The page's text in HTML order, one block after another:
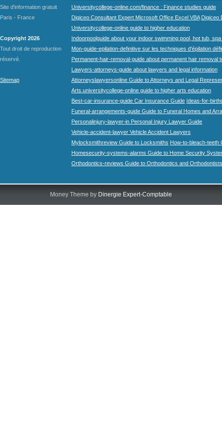
Site d'information gratuit
Paris - France
Copyright 2026
Tout droit de reproduction
réservé.
Sitemap
Universitycollege-online.com/finance : Finance studies guide
Digiceo Consultant Expert Microsoft Office Excel VBA Digiceo
Universitycollege-online guide to higher education
Indoorpoolguide about your indoor swimming pool, hot tub,
Mon-guide-epilation-definitive sur les techniques d'épilation
Permanent-hair-removal-guide about permanent hair removal
Lawyers-attorneys-guide about lawyers and legal information
Attorneyslawyersonline Guide to Attorneys and Legal
Arts.universitycollege-online guide to higher arts education
Best-car-insurance-guide Car Insurance Guide Ideas-for-
Funeral-arrangements-guide Guide to Funeral Homes and
Personalinjury-lawyer-in Personal Injury Lawyer Guide
Vehicle-accident-lawyer Vehicle Accident Lawyers
Mylocksmithreview Guide to Locksmiths How-to-bleach-teeth
Homesecurity-systems-alarms Guide to Home Security
Orthodontics-reviews Guide to Orthodontics and Orthodontists
Money Theme by Dinergie Expert-Comptable